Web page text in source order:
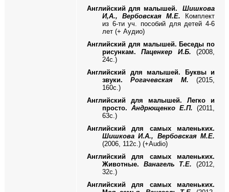
Английский для малышей. Шишкова
И,А., Вербовская М.Е.
Комплект
из 6-ти уч. пособий для детей 4-6
лет (+ Аудио)
Английский для малышей. Беседы по
рисункам.Паценкер И.Б. (2008,
24с.)
Английский для малышей. Буквы и
звуки.Рогачевская М. (2015,
160с.)
Английский для малышей. Легко и
просто. Андрющенко Е.П. (2011,
63с.)
Английский для самых маленьких.
Шишкова И.А., Вербовская М.Е.
(2006, 112с.) (+Audio)
Английский для самых маленьких.
Животные. Ванагель Т.Е. (2012,
32с.)
Английский для самых маленьких.